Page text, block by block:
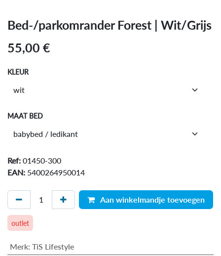
Bed-/parkomrander Forest | Wit/Grijs
55,00 €
KLEUR
MAAT BED
Ref: 01450-300
EAN: 5400264950014
Aan winkelmandje toevoegen
outlet
Merk: TiS Lifestyle